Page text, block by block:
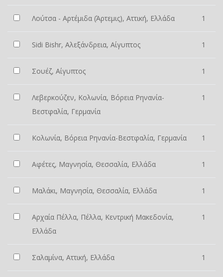
Λούτσα - Αρτέμιδα (Άρτεμις), Αττική, Ελλάδα 1
Sidi Bishr, Αλεξάνδρεια, Αίγυπτος 1
Σουέζ, Αίγυπτος 1
Λεβερκούζεν, Κολωνία, Βόρεια Ρηνανία-
Βεστφαλία, Γερμανία
1
Κολωνία, Βόρεια Ρηνανία-Βεστφαλία, Γερμανία 1
Αφέτες, Μαγνησία, Θεσσαλία, Ελλάδα 1
Μαλάκι, Μαγνησία, Θεσσαλία, Ελλάδα 1
Αρχαία Πέλλα, Πέλλα, Κεντρική Μακεδονία,
Ελλάδα
1
Σαλαμίνα, Αττική, Ελλάδα 1